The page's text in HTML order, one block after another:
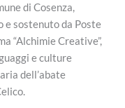
di Cosenza,
e sostenuto da Poste
“Alchimie Creative”,
e culture
dell’abate